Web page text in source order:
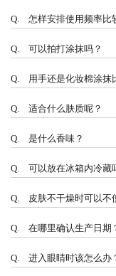
Q. 怎样安排使用频率比
Q. 可以拍打涂抹吗？
Q. 用手还是化妆棉涂抹
Q. 适合什么肤质呢？
Q. 是什么香味？
Q. 可以放在冰箱内冷藏
Q. 皮肤不干燥时可以不
Q. 在哪里确认生产日期
Q. 进入眼睛时该怎么办